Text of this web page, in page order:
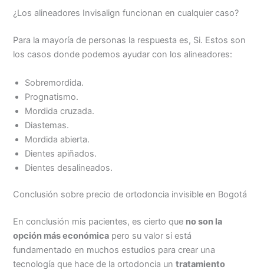
¿Los alineadores Invisalign funcionan en cualquier caso?
Para la mayoría de personas la respuesta es, Si. Estos son
los casos donde podemos ayudar con los alineadores:
Sobremordida.
Prognatismo.
Mordida cruzada.
Diastemas.
Mordida abierta.
Dientes apiñados.
Dientes desalineados.
Conclusión sobre precio de ortodoncia invisible en Bogotá
En conclusión mis pacientes, es cierto que no son la
opción más económica pero su valor si está
fundamentado en muchos estudios para crear una
tecnología que hace de la ortodoncia untratamiento